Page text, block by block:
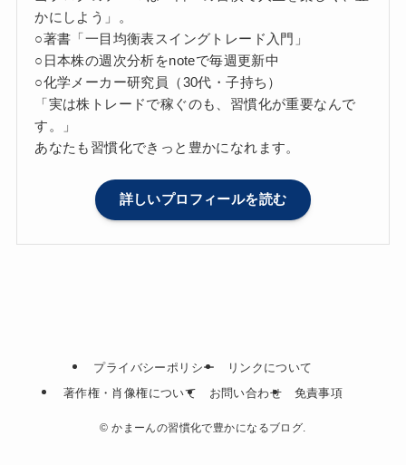
かにしよう」。
○著書「一目均衡表スイングトレード入門」
○日本株の週次分析をnoteで毎週更新中
○化学メーカー研究員（30代・子持ち）
「実は株トレードで稼ぐのも、習慣化が重要なんで
す。」
あなたも習慣化できっと豊かになれます。
詳しいプロフィールを読む
プライバシーポリシー
リンクについて
著作権・肖像権について
お問い合わせ 免責事項
© かまーんの習慣化で豊かになるブログ.